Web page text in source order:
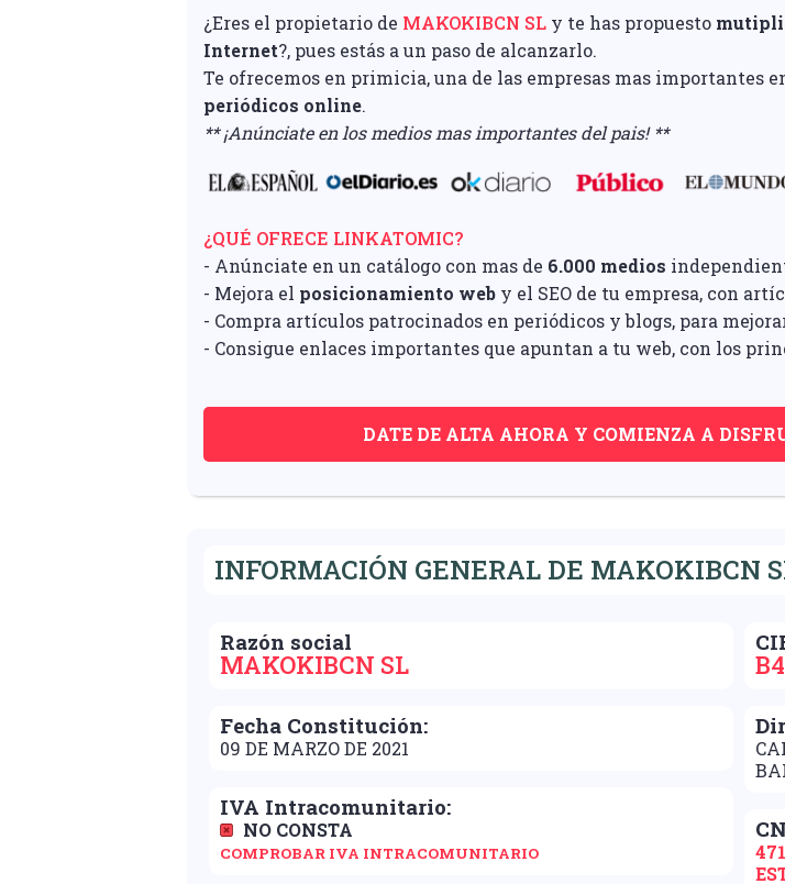
¿Eres el propietario de MAKOKIBCN SL y te has propuesto
Internet?, pues estás a un paso de alcanzarlo.
Te ofrecemos en primicia, una de las empresas mas importantes
periódicos online.
** ¡Anúnciate en los medios mas importantes del pais! **
¿QUÉ OFRECE LINKATOMIC?
- Anúnciate en un catálogo con mas de 6.000 medios
- Mejora el posicionamiento web y el SEO de tu empresa, con
- Compra artículos patrocinados en periódicos y blogs, para
- Consigue enlaces importantes que apuntan a tu web, con los
DATE DE ALTA AHORA Y COMIENZA A
INFORMACIÓN GENERAL DE MAKOKIBCN
Razón social
MAKOKIBCN SL
Fecha Constitución:
09 DE MARZO DE 2021
IVA Intracomunitario:
NO CONSTA
COMPROBAR IVA INTRACOMUNITARIO